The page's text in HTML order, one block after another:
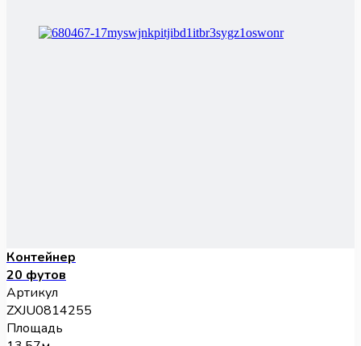
Контейнер
20 футов
Артикул
ZXJU0814255
Площадь